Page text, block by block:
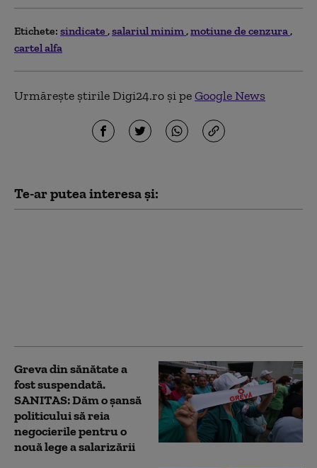
Etichete: sindicate salariul minim motiune de cenzura
cartel alfa
Urmărește știrile Digi24.ro și peGoogle News
Te-ar putea interesa și:
Greva din sănătate a
fost suspendată.
SANITAS: Dăm o şansă
politicului să reia
negocierile pentru o
nouă lege a salarizării